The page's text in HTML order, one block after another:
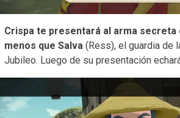
Crispa te presentará al arma secreta
menos que Salva (Ress), el guardia de
Jubileo. Luego de su presentación